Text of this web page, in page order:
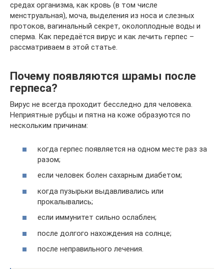
средах организма, как кровь (в том числе
менструальная), моча, выделения из носа и слезных
протоков, вагинальный секрет, околоплодные воды и
сперма. Как передаётся вирус и как лечить герпес –
рассматриваем в этой статье.
Почему появляются шрамы после
герпеса?
Вирус не всегда проходит бесследно для человека.
Неприятные рубцы и пятна на коже образуются по
нескольким причинам:
когда герпес появляется на одном месте раз за
разом;
если человек болен сахарным диабетом;
когда пузырьки выдавливались или
прокалывались;
если иммунитет сильно ослаблен;
после долгого нахождения на солнце;
после неправильного лечения.